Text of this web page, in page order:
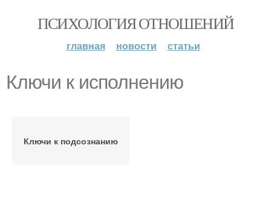
ПСИХОЛОГИЯ ОТНОШЕНИЙ
главная новости статьи
Ключи к исполнению
Ключи к подсознанию